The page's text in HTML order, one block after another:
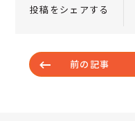
投稿をシェアする
前の記事